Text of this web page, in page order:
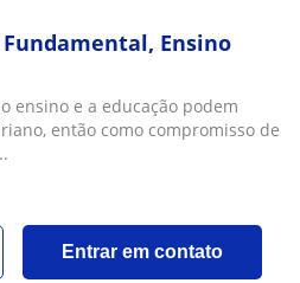
Ensino
ensino e a educação podem
então como compromisso de
Entrar em contato